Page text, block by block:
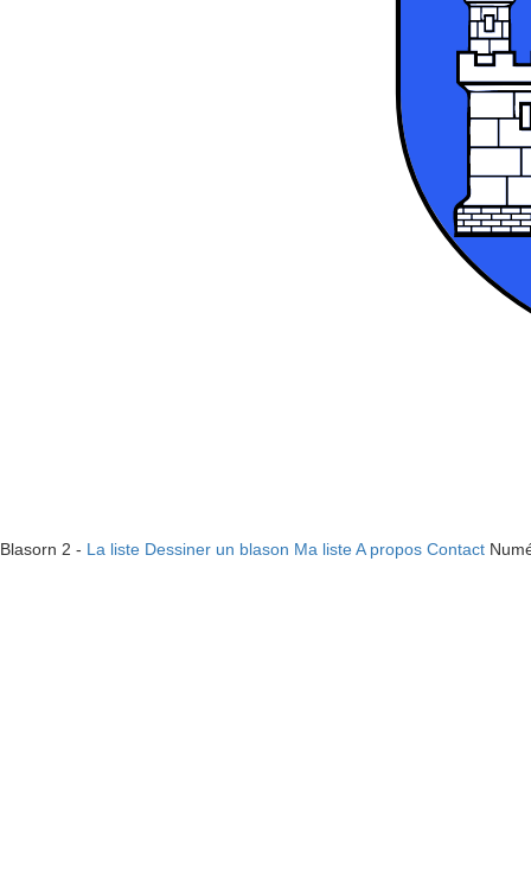
Blasorn 2 - La liste Dessiner un blason Ma listeA propos Contact